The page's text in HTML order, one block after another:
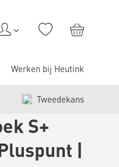
Werken bij Heutink
Tweedekans
S+
|